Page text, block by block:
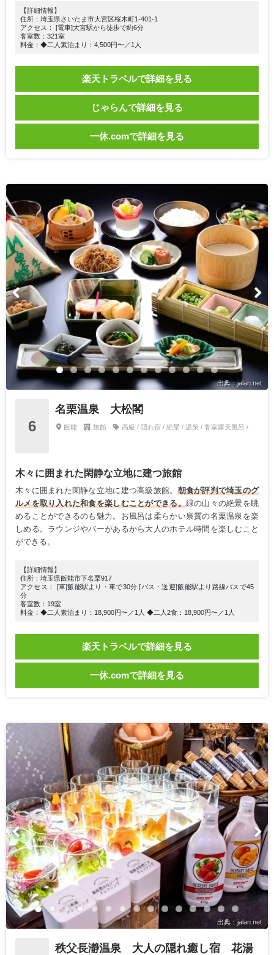
【詳細情報】
住所：埼玉県さいたま市大宮区桜木町1-401-1
アクセス： [電車]大宮駅から徒歩で約6分
客室数：321室
料金：◆二人素泊まり：4,500円〜／1人
楽天トラベルで詳細を見る
じゃらんで詳細を見る
一休.comで詳細を見る
出典：jalan.net
6
名栗温泉 大松閣
飯能 旅館 高級 / 隠れ宿 / 絶景 / 温泉 / 客室露天風呂 /
木々に囲まれた閑静な立地に建つ旅館
木々に囲まれた閑静な立地に建つ高級旅館。 朝食が評判で埼玉のグ
ルメを取り入れた和食を楽しむことができる。緑の山々の絶景を眺
めることができるのも魅力。お風呂は柔らかい泉質の名栗温泉を楽
しめる。ラウンジやバーがあるから大人のホテル時間を楽しむこと
ができる。
【詳細情報】
住所：埼玉県飯能市下名栗917
アクセス： [車]飯能駅より・車で30分 [バス・送迎]飯能駅より路線バスで45
分
客室数：19室
料金：◆二人素泊まり：18,900円〜／1人 ◆二人2食：18,900円〜／1人
楽天トラベルで詳細を見る
一休.comで詳細を見る
出典：jalan.net
秩父長瀞温泉 大人の隠れ癒し宿 花湯